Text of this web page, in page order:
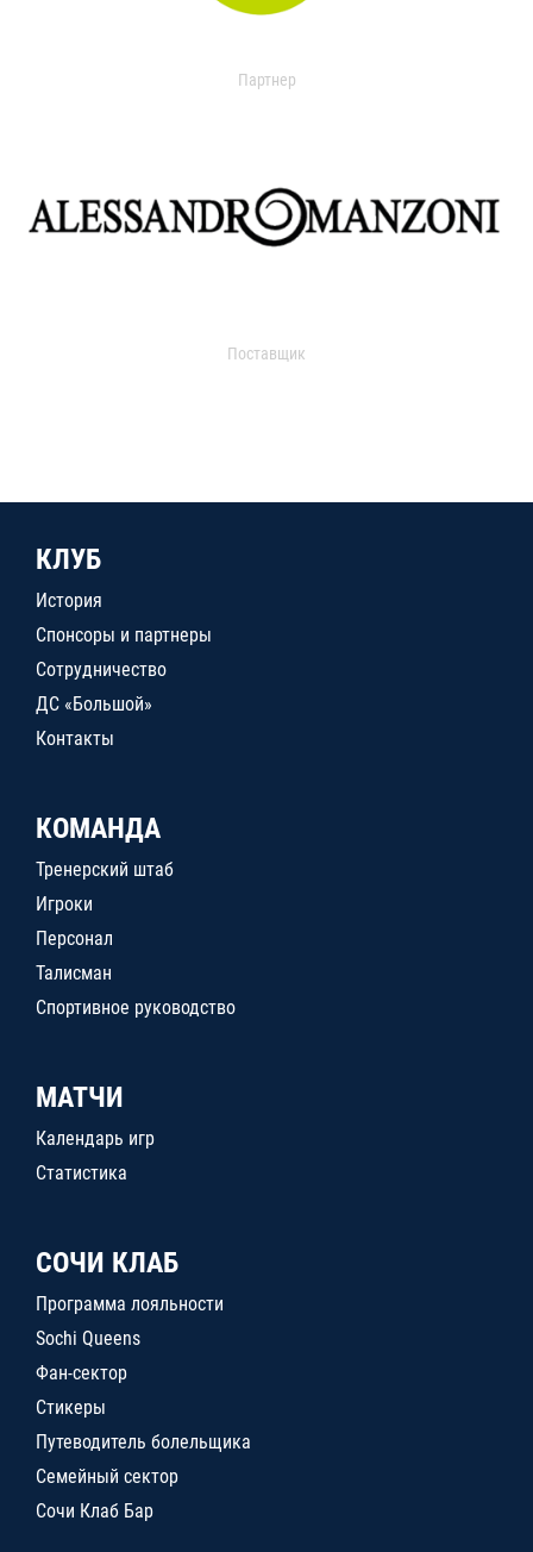
Партнер
Поставщик
КЛУБ
История
Спонсоры и партнеры
Сотрудничество
ДС «Большой»
Контакты
КОМАНДА
Тренерский штаб
Игроки
Персонал
Талисман
Спортивное руководство
МАТЧИ
Календарь игр
Статистика
СОЧИ КЛАБ
Программа лояльности
Sochi Queens
Фан-сектор
Стикеры
Путеводитель болельщика
Семейный сектор
Сочи Клаб Бар